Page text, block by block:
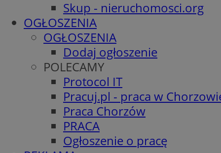
Skup - nieruchomosci.org
OGŁOSZENIA
OGŁOSZENIA
Dodaj ogłoszenie
POLECAMY
Protocol IT
Pracuj.pl - praca w
Praca Chorzów
PRACA
Ogłoszenie o pracę